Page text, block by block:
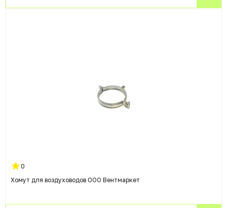
0
Хомут для воздуховодов ООО Вентмаркет